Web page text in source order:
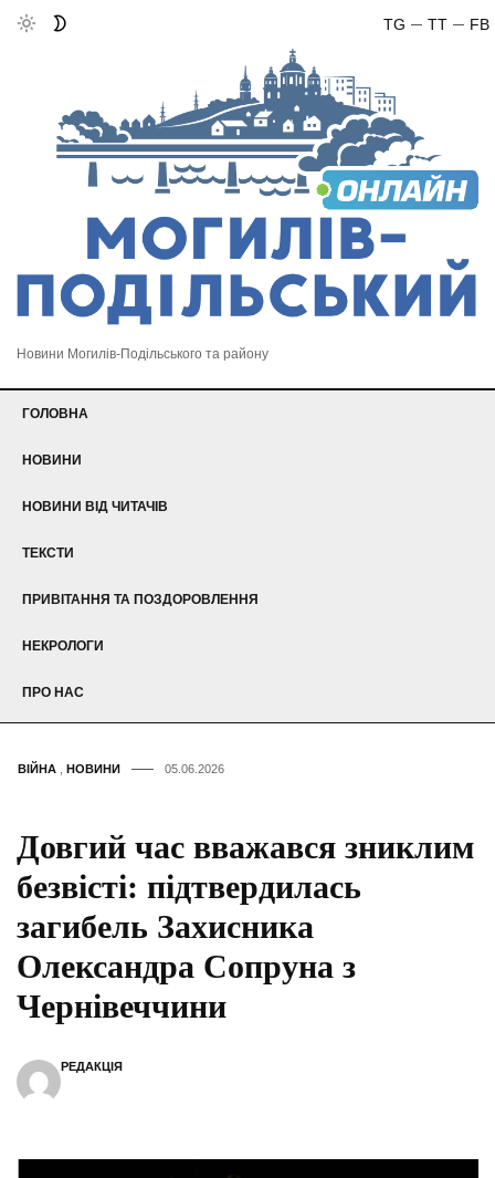
FB
TT
TG
Новини Могилів-Подільського та району
ГОЛОВНА
НОВИНИ
НОВИНИ ВІД ЧИТАЧІВ
ТЕКСТИ
ПРИВІТАННЯ ТА ПОЗДОРОВЛЕННЯ
НЕКРОЛОГИ
ПРО НАС
ВІЙНА НОВИНИ 05.06.2026
Довгий час вважався зниклим
безвісті: підтвердилась
загибель Захисника
Олександра Сопруна з
Чернівеччини
РЕДАКЦІЯ